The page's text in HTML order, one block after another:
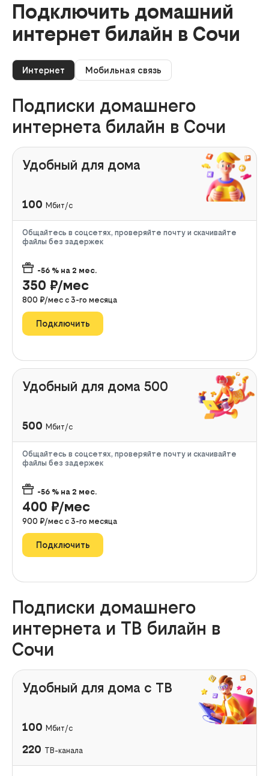
Подключить домашний
интернет билайн в Сочи
Интернет Мобильная связь
Подписки домашнего
интернета билайн в Сочи
Удобный для дома
100 Мбит/с
Общайтесь в соцсетях, проверяйте почту и скачивайте
файлы без задержек
-56 % на 2 мес.
350 ₽/мес
800 ₽/мес с 3-го месяца
Подключить
Удобный для дома 500
500 Мбит/с
Общайтесь в соцсетях, проверяйте почту и скачивайте
файлы без задержек
-56 % на 2 мес.
400 ₽/мес
900 ₽/мес с 3-го месяца
Подключить
Подписки домашнего
интернета и ТВ билайн в
Сочи
Удобный для дома с ТВ
100 Мбит/с
220 ТВ-канала